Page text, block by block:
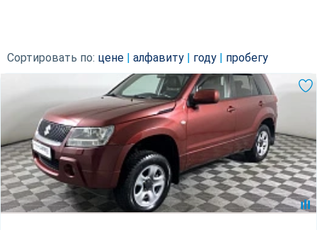
Сортировать по: цене алфавиту году пробегу